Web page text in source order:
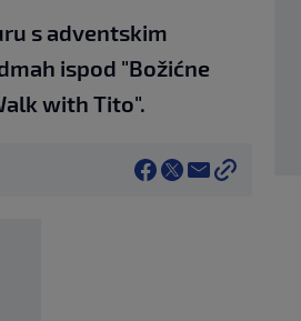
s adventskim
ispod "Božićne
with Tito".